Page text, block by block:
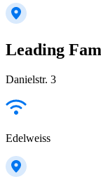
Leading
Danielstr. 3
Edelweiss